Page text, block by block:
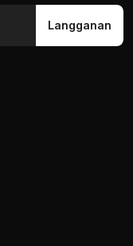
Langganan